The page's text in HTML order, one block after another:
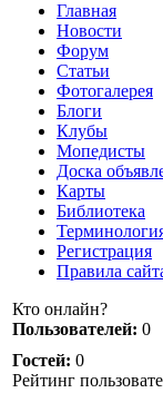
Главная
Новости
Форум
Статьи
Фотогалерея
Блоги
Клубы
Мопедисты
Доска
Карты
Библиотека
Регистрация
Правила
Кто онлайн?
Пользователей: 0
Гостей: 0
Рейтинг